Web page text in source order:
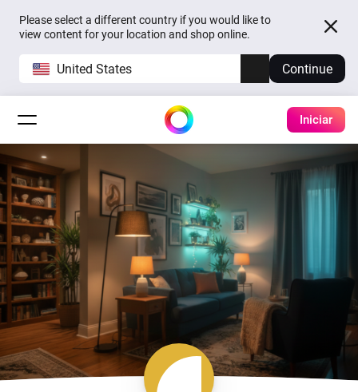
Please select a different country if you would like to
view content for your location and shop online.
United States Continue
Iniciar